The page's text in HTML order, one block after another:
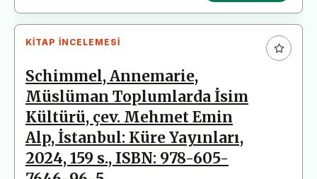
KITAP İNCELEMESI
Schimmel, Annemarie,
Müslüman Toplumlarda İsim
Kültürü, çev. Mehmet Emin
Alp, İstanbul: Küre Yayınları,
2024, 159 s., ISBN: 978-605-